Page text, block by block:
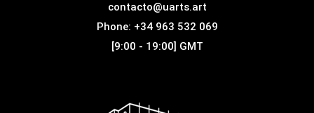
contacto@uarts.art
Phone: +34 963 532 069
[9:00 - 19:00] GMT